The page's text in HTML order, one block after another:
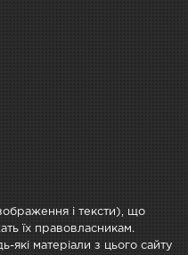
і тексти), що
їх правовласникам.
які матеріали з цього сайту